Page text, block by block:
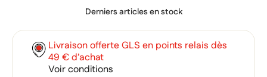
Derniers articles en stock
Livraison offerte GLS en points relais dès
49 € d’achat
Voir conditions